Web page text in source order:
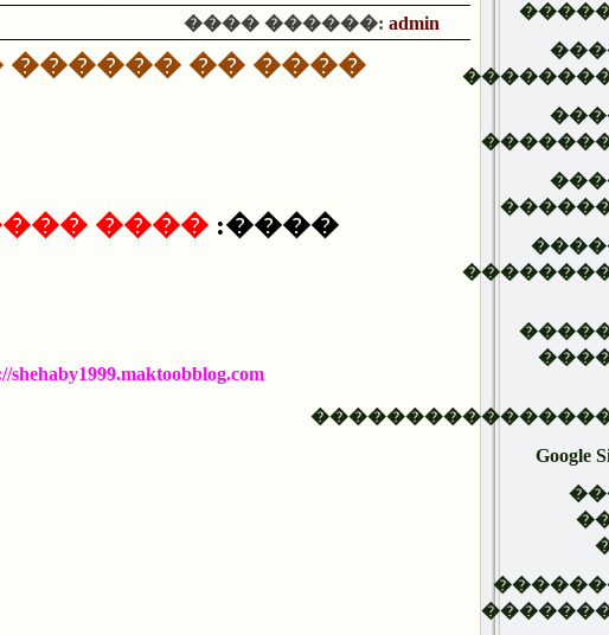
���� ������: admin
������ �����
����:
�������
shehaby1999.maktoobblog.com